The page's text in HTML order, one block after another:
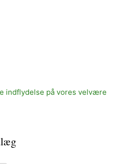
indflydelse på vores velvære